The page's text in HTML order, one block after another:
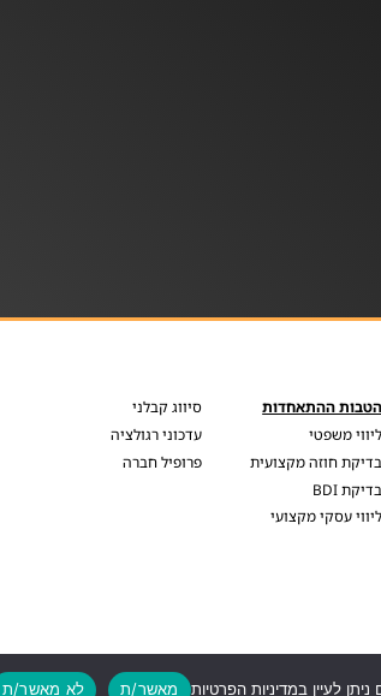
הטבות ההתאחדות
ליווי משפטי
בדיקת חוזה מקצועית
בדיקת BDI
ליווי עסקי מקצועי
סיווג קבלני
עדכוני רגולציה
פרופיל חברה
לעיין במדיניות הפרטיות מאשר/ת לא מאשר/ת